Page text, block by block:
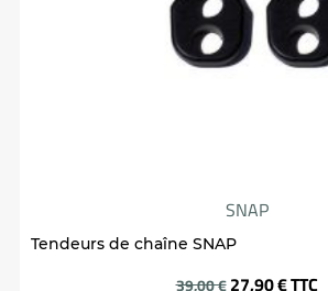
SNAP
Tendeurs de chaîne SNAP
39,00 €Prix
27,90 €TTC